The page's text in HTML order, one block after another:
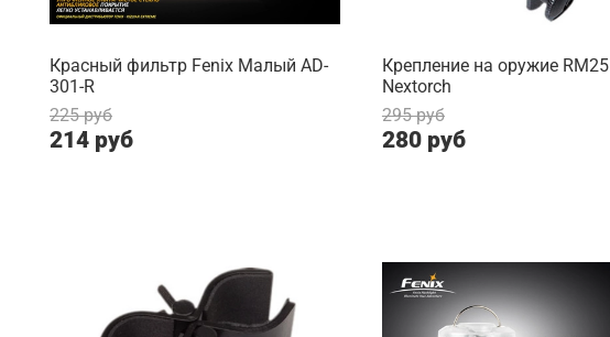
Красный фильтр Fenix Малый AD-
301-R
225 руб
214 руб
Крепление на оружие RM25
Nextorch
295 руб
280 руб